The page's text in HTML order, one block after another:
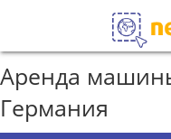
Аренда
Германия